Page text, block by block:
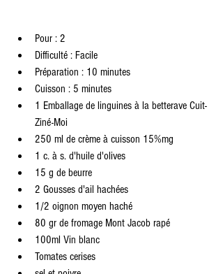
Pour : 2
Difficulté : Facile
Préparation : 10 minutes
Cuisson : 5 minutes
1 Emballage de linguines à la betterave Cuit-
Ziné-Moi
250 ml de crème à cuisson 15%mg
1 c. à s. d'huile d'olives
15 g de beurre
2 Gousses d'ail hachées
1/2 oignon moyen haché
80 gr de fromage Mont Jacob rapé
100ml Vin blanc
Tomates cerises